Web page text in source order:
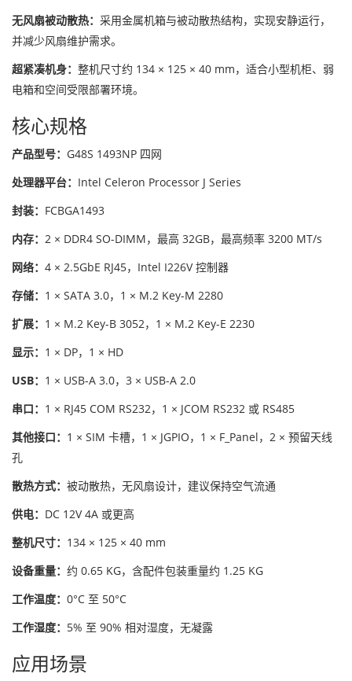
无风扇被动散热： 采用金属机箱与被动散热结构，实现安静运行，
并减少风扇维护需求。
超紧凑机身： 整机尺寸约 134 × 125 × 40 mm，适合小型机柜、弱
电箱和空间受限部署环境。
核心规格
产品型号： G48S 1493NP 四网
处理器平台： Intel Celeron Processor J Series
封装： FCBGA1493
内存： 2 × DDR4 SO-DIMM，最高 32GB，最高频率 3200 MT/s
网络： 4 × 2.5GbE RJ45，Intel I226V 控制器
存储： 1 × SATA 3.0，1 × M.2 Key-M 2280
扩展： 1 × M.2 Key-B 3052，1 × M.2 Key-E 2230
显示： 1 × DP，1 × HD
USB： 1 × USB-A 3.0，3 × USB-A 2.0
串口： 1 × RJ45 COM RS232，1 × JCOM RS232 或 RS485
其他接口： 1 × SIM 卡槽，1 × JGPIO，1 × F_Panel，2 × 预留天线
孔
散热方式： 被动散热，无风扇设计，建议保持空气流通
供电： DC 12V 4A 或更高
整机尺寸： 134 × 125 × 40 mm
设备重量： 约 0.65 KG，含配件包装重量约 1.25 KG
工作温度： 0°C 至 50°C
工作湿度： 5% 至 90% 相对湿度，无凝露
应用场景